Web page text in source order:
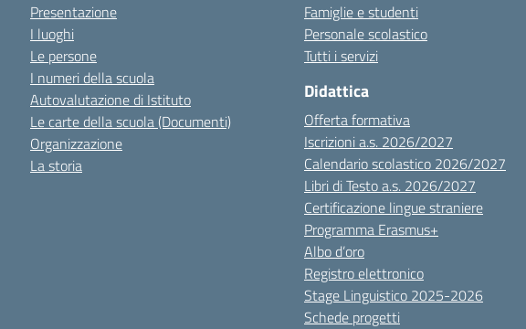
Presentazione
I luoghi
Le persone
I numeri della scuola
Autovalutazione di Istituto
Le carte della scuola (Documenti)
Organizzazione
La storia
Famiglie e studenti
Personale scolastico
Tutti i servizi
Didattica
Offerta formativa
Iscrizioni a.s. 2026/2027
Calendario scolastico 2026/2027
Libri di Testo a.s. 2026/2027
Certificazione lingue straniere
Programma Erasmus+
Albo d’oro
Registro elettronico
Stage Linguistico 2025-2026
Schede progetti